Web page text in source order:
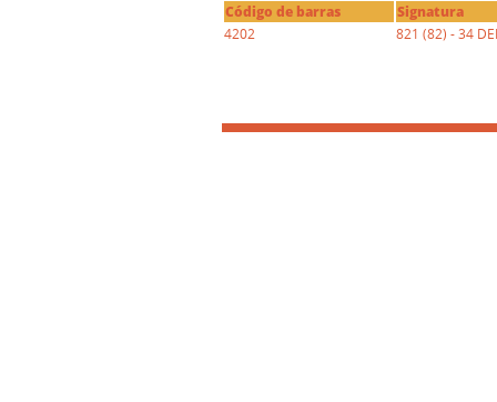
Código de barras
Signatura
4202
821 (82) - 34